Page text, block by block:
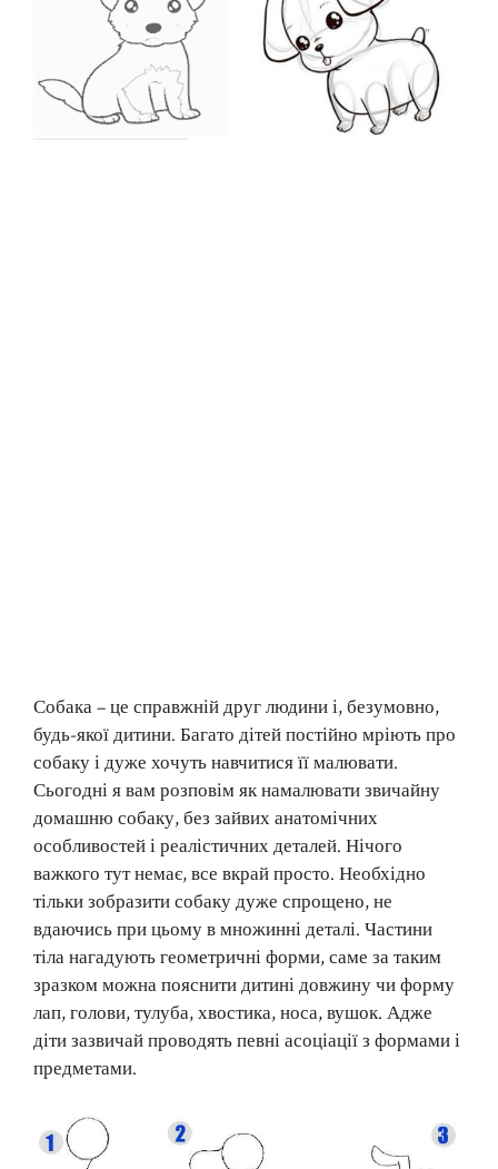
Собака – це справжній друг людини і, безумовно,
будь-якої дитини. Багато дітей постійно мріють про
собаку і дуже хочуть навчитися її малювати.
Сьогодні я вам розповім як намалювати звичайну
домашню собаку, без зайвих анатомічних
особливостей і реалістичних деталей. Нічого
важкого тут немає, все вкрай просто. Необхідно
тільки зобразити собаку дуже спрощено, не
вдаючись при цьому в множинні деталі. Частини
тіла нагадують геометричні форми, саме за таким
зразком можна пояснити дитині довжину чи форму
лап, голови, тулуба, хвостика, носа, вушок. Адже
діти зазвичай проводять певні асоціації з формами і
предметами.